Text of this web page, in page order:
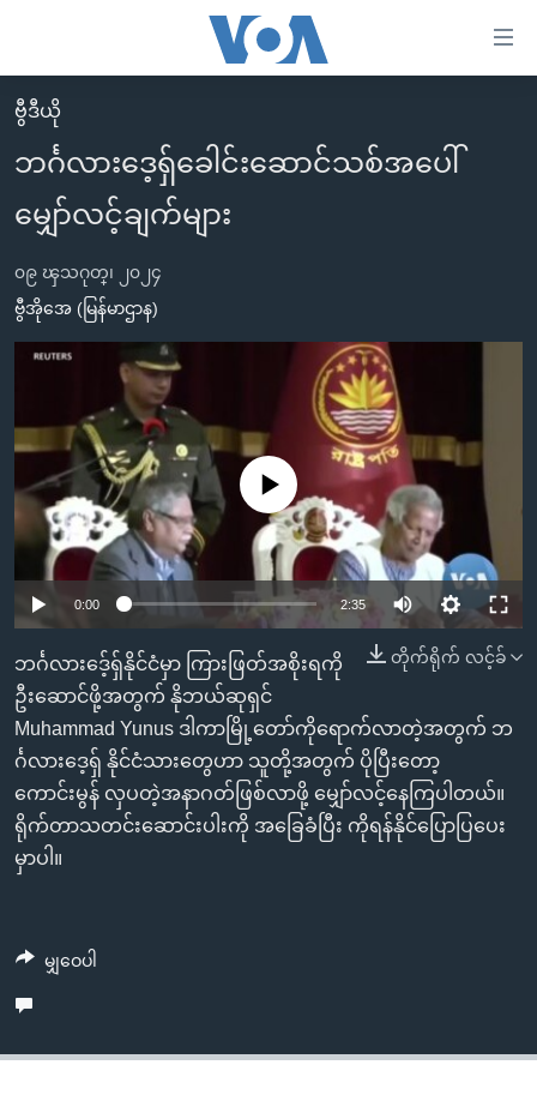
လွယ်ကူ
စေ
သည့်
Link
များ
ပင်မ
အကြောင်းအရာ
ကြည့်
အ
ညွန်း
စာမျက်နှာ
ကျော်
ကြည့်
ရန်
ရှာဖွေ
ရန်
နေရာ
သို့
မူလစာမျက်နှာ
မြန်မာ
ကမ္ဘာ့သတင်းများ
အမေရိကန်
တရုတ်
အစ္စရေး-ပါလက်စတိုင်း
သတင်းလွတ်လပ်ခွင့်
ရပ်ဝန်းတခု လမ်းတခု အလွန်
အင်္ဂလိပ်စာလေ့လာမယ်
အမေရိကန်သုံးအီဒီယံ
မကြေးမုံရဲ့ အင်္ဂလိပ်စာ
ရုပ်ရှင်ထဲက အင်္ဂလိပ်စာ
သုတပဒေသာ အင်္ဂလိပ်စာ
အပတ်စဉ်ကဏ္ဍများ
ရေဒီယို
တီဗွီ
ရေဒီယိုနှင့်ရုပ်သံ အချက်အလက်များ
ရေဒီယို/တီဗွီအစီအစဉ်
Learning English
ဘာသာစကားများ
ဗွီဒီယို
ဘင်္ဂလားဒေ့ရှ်ခေါင်းဆောင်သစ်အပေါ်
မျှော်လင့်ချက်များ
၀၉ ၾသဂုတ္၊ ၂၀၂၄
ဗွီအိုအေ (မြန်မာဌာန)
No media source currently available
0:00 2:35
တိုက်ရိုက် လင့်ခ်
ဘင်္ဂလားဒေ့်ရှ်နိုင်ငံမှာ ကြားဖြတ်အစိုးရကို
ဦးဆောင်ဖို့အတွက် နိုဘယ်ဆုရှင်
Muhammad Yunus ဒါကာမြို့တော်ကိုရောက်လာတဲ့အတွက် ဘ
င်္ဂလားဒေ့ရှ် နိုင်ငံသားတွေဟာ သူတို့အတွက် ပိုပြီးတော့
ကောင်းမွန် လှပတဲ့အနာဂတ်ဖြစ်လာဖို့ မျှော်လင့်နေကြပါတယ်။
ရိုက်တာသတင်းဆောင်းပါးကို အခြေခံပြီး ကိုရန်နိုင်ပြောပြပေး
မှာပါ။
မျှဝေပါ